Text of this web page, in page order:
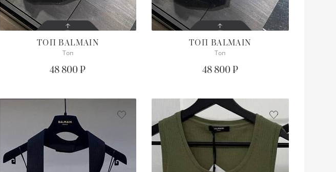
СОСТОЯНИЕ
нужного размера
ПОДРОБНЕЕ
ТОПBALMAIN
Топ
48 800 ₽
СОСТОЯНИЕ
нужного размера
ПОДРОБНЕЕ
ТОП BALMAIN
Топ
48 800 ₽